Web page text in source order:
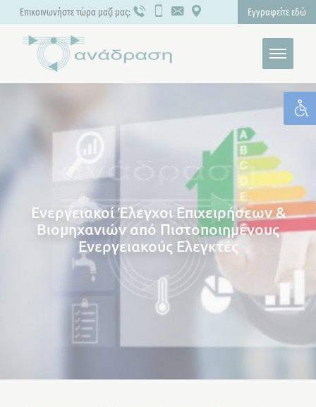
Επικοινωνήστε τώρα μαζί μας: Εγγραφείτε εδώ
Ενεργειακοί Έλεγχοι Επιχειρήσεων &
Βιομηχανιών από Πιστοποιημένους
Ενεργειακούς Ελεγκτές